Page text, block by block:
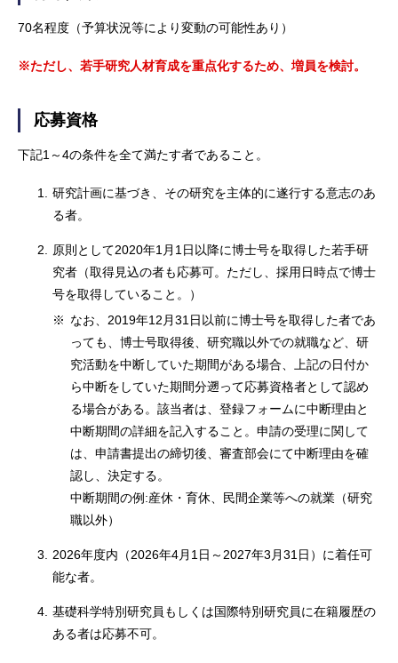
70名程度（予算状況等により変動の可能性あり）
※ただし、若手研究人材育成を重点化するため、増員を検討。
応募資格
下記1～4の条件を全て満たす者であること。
1.
研究計画に基づき、その研究を主体的に遂行する意志のあ
る者。
2.
原則として2020年1月1日以降に博士号を取得した若手研
究者（取得見込の者も応募可。ただし、採用日時点で博士
号を取得していること。）
※ なお、2019年12月31日以前に博士号を取得した者であ
っても、博士号取得後、研究職以外での就職など、研
究活動を中断していた期間がある場合、上記の日付か
ら中断をしていた期間分遡って応募資格者として認め
る場合がある。該当者は、登録フォームに中断理由と
中断期間の詳細を記入すること。申請の受理に関して
は、申請書提出の締切後、審査部会にて中断理由を確
認し、決定する。
中断期間の例:産休・育休、民間企業等への就業（研究
職以外）
3.
2026年度内（2026年4月1日～2027年3月31日）に着任可
能な者。
4. 基礎科学特別研究員もしくは国際特別研究員に在籍履歴の
ある者は応募不可。